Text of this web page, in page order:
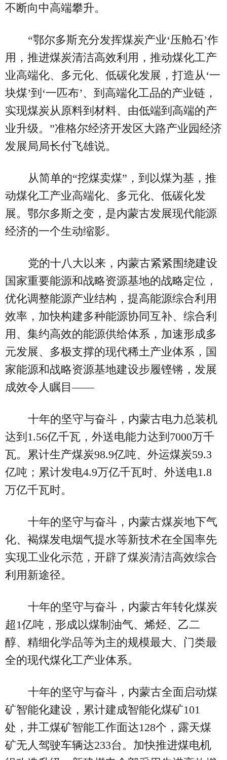
不断向中高端攀升。
“鄂尔多斯充分发挥煤炭产业‘压舱石’作
用，推进煤炭清洁高效利用，推动煤化工产
业高端化、多元化、低碳化发展，打造从‘一
块煤’到‘一匹布’、到高端化工品的产业链，
实现煤炭从原料到材料、由低端到高端的产
业升级。”准格尔经济开发区大路产业园经济
发展局局长付飞雄说。
从简单的“挖煤卖煤”，到以煤为基，推
动煤化工产业高端化、多元化、低碳化发
展。鄂尔多斯之变，是内蒙古发展现代能源
经济的一个生动缩影。
党的十八大以来，内蒙古紧紧围绕建设
国家重要能源和战略资源基地的战略定位，
优化调整能源产业结构，提高能源综合利用
效率，加快构建多种能源协同互补、综合利
用、集约高效的能源供给体系，加速形成多
元发展、多极支撑的现代稀土产业体系，国
家能源和战略资源基地建设步履铿锵，发展
成效令人瞩目——
十年的坚守与奋斗，内蒙古电力总装机
达到1.56亿千瓦，外送电能力达到7000万千
瓦。累计生产煤炭98.9亿吨、外运煤炭59.3
亿吨；累计发电4.9万亿千瓦时、外送电1.8
万亿千瓦时。
十年的坚守与奋斗，内蒙古煤炭地下气
化、褐煤发电烟气提水等新技术在全国率先
实现工业化示范，开辟了煤炭清洁高效综合
利用新途径。
十年的坚守与奋斗，内蒙古年转化煤炭
超1亿吨，形成以煤制油气、烯烃、乙二
醇、精细化学品等为主的规模最大、门类最
全的现代煤化工产业体系。
十年的坚守与奋斗，内蒙古全面启动煤
矿智能化建设，累计建成智能化煤矿101
处，井工煤矿智能工作面达128个，露天煤
矿无人驾驶车辆达233台。加快推进煤电机